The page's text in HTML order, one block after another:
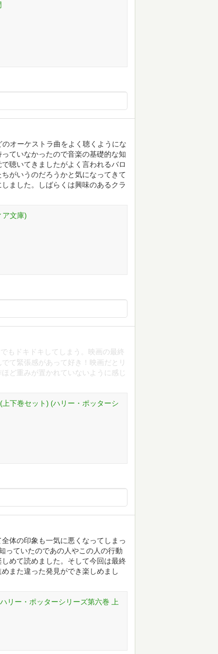
オーケストラ曲をよく聴くようにな
ていなかったので音楽の基礎的な知
聴いてきましたがよく言われるバロ
がいうのだろうかと気になってきて
ました。しばらくは興味のあるクラ
ア文庫)
もドキドキしてしまう。映画の最終
て緊張感があって好き！映画だとリ
ど重みが置かれていないように感じ
下巻セット) (ハリー・ポッターシ
体の印象も一気に悪くなってしまっ
っていたのであの人やこの人の行動
めて読めました。そして今回は最終
また違った発見ができ楽しめまし
リー・ポッターシリーズ第六巻 上